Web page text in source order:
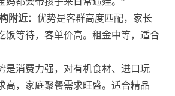
附近：优势是客群高度匹配，家长
饭等待，客单价高。租金中等，适合
是消费力强，对有机食材、进口玩
高，家庭聚餐需求旺盛。适合精品